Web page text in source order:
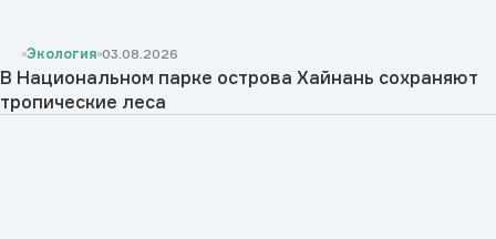
Экология 03.08.2026
В Национальном парке острова Хайнань сохраняют
тропические леса